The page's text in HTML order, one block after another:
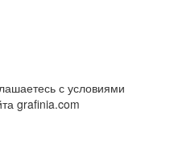
с условиями
grafinia.com